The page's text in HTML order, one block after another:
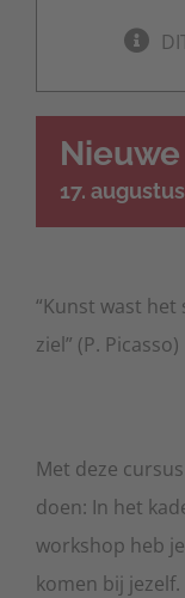
17.
“Kunst wast het
ziel” (P. Picasso)
Met deze
doen: In het
workshop heb
komen bij